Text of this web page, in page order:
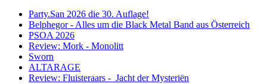
Party.San 2026 die 30. Auflage!
Belphegor - Alles um die Black Metal Band aus Österreich
PSOA 2026
Review: Mork - Monolitt
Sworn
ALTARAGE
Review: Fluisteraars - Jacht der Mysteriën